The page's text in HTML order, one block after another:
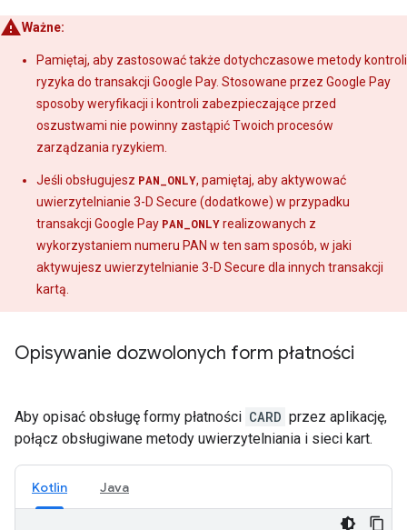
Ważne:
Pamiętaj, aby zastosować także dotychczasowe metody kontroli
ryzyka do transakcji Google Pay. Stosowane przez Google Pay
sposoby weryfikacji i kontroli zabezpieczające przed
oszustwami nie powinny zastąpić Twoich procesów
zarządzania ryzykiem.
Jeśli obsługujesz PAN_ONLY, pamiętaj, aby aktywować
uwierzytelnianie 3-D Secure (dodatkowe) w przypadku
transakcji Google Pay PAN_ONLYrealizowanych z
wykorzystaniem numeru PAN w ten sam sposób, w jaki
aktywujesz uwierzytelnianie 3-D Secure dla innych transakcji
kartą.
Opisywanie dozwolonych form płatności
Aby opisać obsługę formy płatności CARD przez aplikację,
połącz obsługiwane metody uwierzytelniania i sieci kart.
Kotlin Java